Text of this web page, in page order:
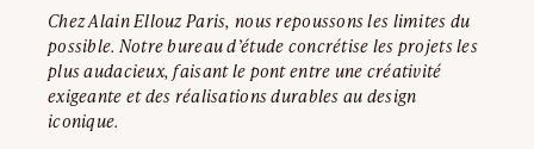
Chez Alain Ellouz Paris, nous repoussons les limites du
possible. Notre bureau d’étude concrétise les projets les
plus audacieux, faisant le pont entre une créativité
exigeante et des réalisations durables au design
iconique.